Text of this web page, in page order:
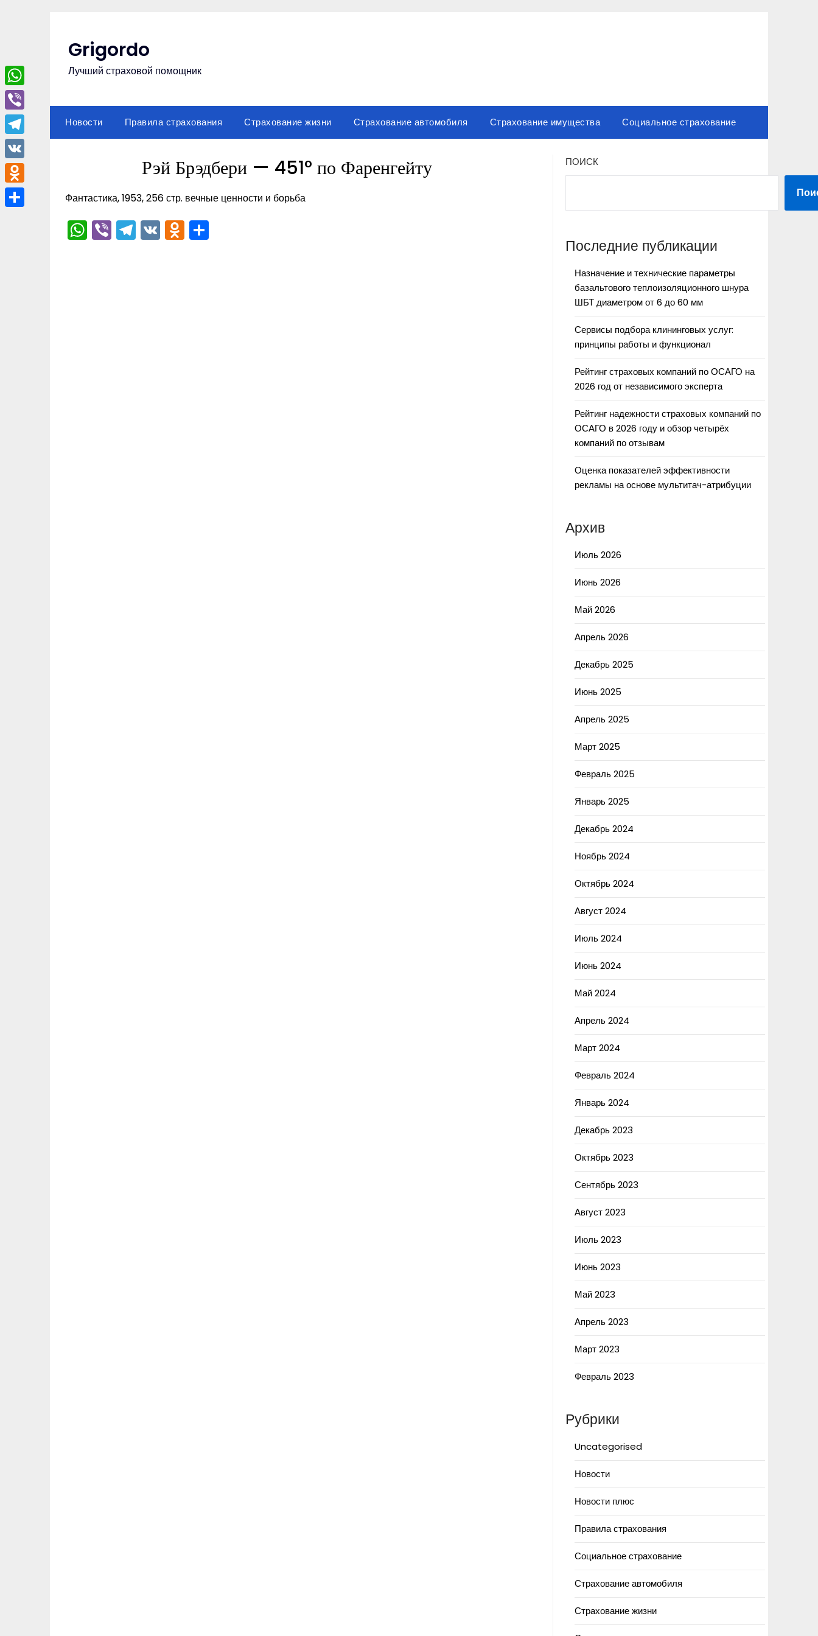
Grigordo
Лучший страховой помощник
Новости Правила страхования Страхование жизни Страхование автомобиля Страхование имущества Социальное страхование
Рэй Брэдбери — 451° по Фаренгейту
Фантастика, 1953, 256 стр. вечные ценности и борьба
WhatsApp
ViberTelegram
VKOdnoklassniki
ПОИСК
Последние публикации
Назначение и технические параметры
базальтового теплоизоляционного шнура
ШБТ диаметром от 6 до 60 мм
Сервисы подбора клининговых услуг:
принципы работы и функционал
Рейтинг страховых компаний по ОСАГО на
2026 год от независимого эксперта
Рейтинг надежности страховых компаний по
ОСАГО в 2026 году и обзор четырёх
компаний по отзывам
Оценка показателей эффективности
рекламы на основе мультитач-атрибуции
Архив
Июль 2026
Июнь 2026
Май 2026
Апрель 2026
Декабрь 2025
Июнь 2025
Апрель 2025
Март 2025
Февраль 2025
Январь 2025
Декабрь 2024
Ноябрь 2024
Октябрь 2024
Август 2024
Июль 2024
Июнь 2024
Май 2024
Апрель 2024
Март 2024
Февраль 2024
Январь 2024
Декабрь 2023
Октябрь 2023
Сентябрь 2023
Август 2023
Июль 2023
Июнь 2023
Май 2023
Апрель 2023
Март 2023
Февраль 2023
Рубрики
Uncategorised
Новости
Новости плюс
Правила страхования
Социальное страхование
Страхование автомобиля
Страхование жизни
WhatsApp
Viber
Telegram
VK
Odnoklassniki